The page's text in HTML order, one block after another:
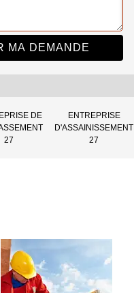
DE
27
ENTREPRISE
D'ASSAINISSEMENT
27